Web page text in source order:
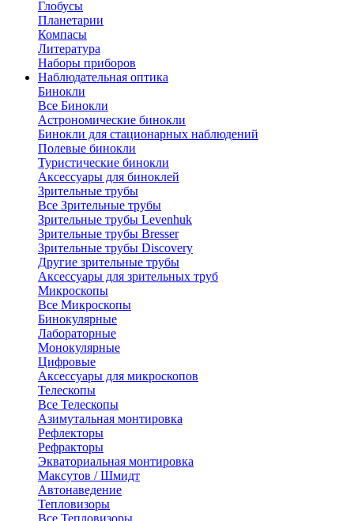
Глобусы
Планетарии
Компасы
Литература
Наборы приборов
Наблюдательная оптика
Бинокли
Все Бинокли
Астрономические бинокли
Бинокли для стационарных наблюдений
Полевые бинокли
Туристические бинокли
Аксессуары для биноклей
Зрительные трубы
Все Зрительные трубы
Зрительные трубы Levenhuk
Зрительные трубы Bresser
Зрительные трубы Discovery
Другие зрительные трубы
Аксессуары для зрительных труб
Микроскопы
Все Микроскопы
Бинокулярные
Лабораторные
Монокулярные
Цифровые
Аксессуары для микроскопов
Телескопы
Все Телескопы
Азимутальная монтировка
Рефлекторы
Рефракторы
Экваториальная монтировка
Максутов / Шмидт
Автонаведение
Тепловизоры
Все Тепловизоры